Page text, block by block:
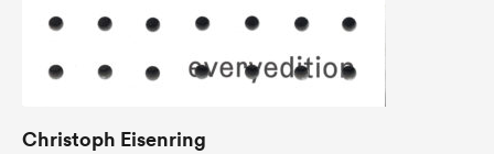
Christoph Eisenring